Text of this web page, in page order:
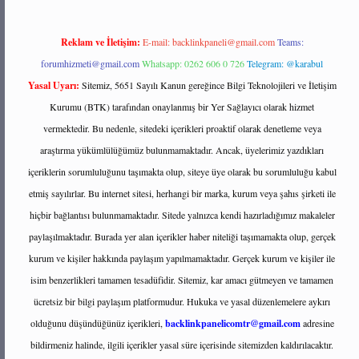
Reklam ve İletişim: E-mail:backlinkpaneli@gmail.com Teams:
forumhizmeti@gmail.comWhatsapp: 0262 606 0 726Telegram: @karabul
Yasal Uyarı: Sitemiz, 5651 Sayılı Kanun gereğince Bilgi Teknolojileri ve İletişim
Kurumu (BTK) tarafından onaylanmış bir Yer Sağlayıcı olarak hizmet
vermektedir. Bu nedenle, sitedeki içerikleri proaktif olarak denetleme veya
araştırma yükümlülüğümüz bulunmamaktadır. Ancak, üyelerimiz yazdıkları
içeriklerin sorumluluğunu taşımakta olup, siteye üye olarak bu sorumluluğu kabul
etmiş sayılırlar. Bu internet sitesi, herhangi bir marka, kurum veya şahıs şirketi ile
hiçbir bağlantısı bulunmamaktadır. Sitede yalnızca kendi hazırladığımız makaleler
paylaşılmaktadır. Burada yer alan içerikler haber niteliği taşımamakta olup, gerçek
kurum ve kişiler hakkında paylaşım yapılmamaktadır. Gerçek kurum ve kişiler ile
isim benzerlikleri tamamen tesadüfidir. Sitemiz, kar amacı gütmeyen ve tamamen
ücretsiz bir bilgi paylaşım platformudur. Hukuka ve yasal düzenlemelere aykırı
olduğunu düşündüğünüz içerikleri, backlinkpanelicomtr@gmail.comadresine
bildirmeniz halinde, ilgili içerikler yasal süre içerisinde sitemizden kaldırılacaktır.